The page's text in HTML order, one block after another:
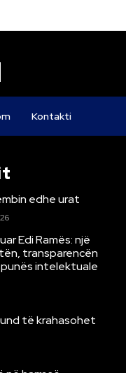
Kontakti
edhe urat
Edi Ramës: një
transparencën
intelektuale
të krahasohet